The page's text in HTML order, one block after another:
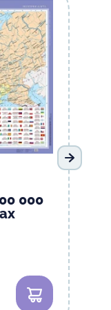
000
В кошик